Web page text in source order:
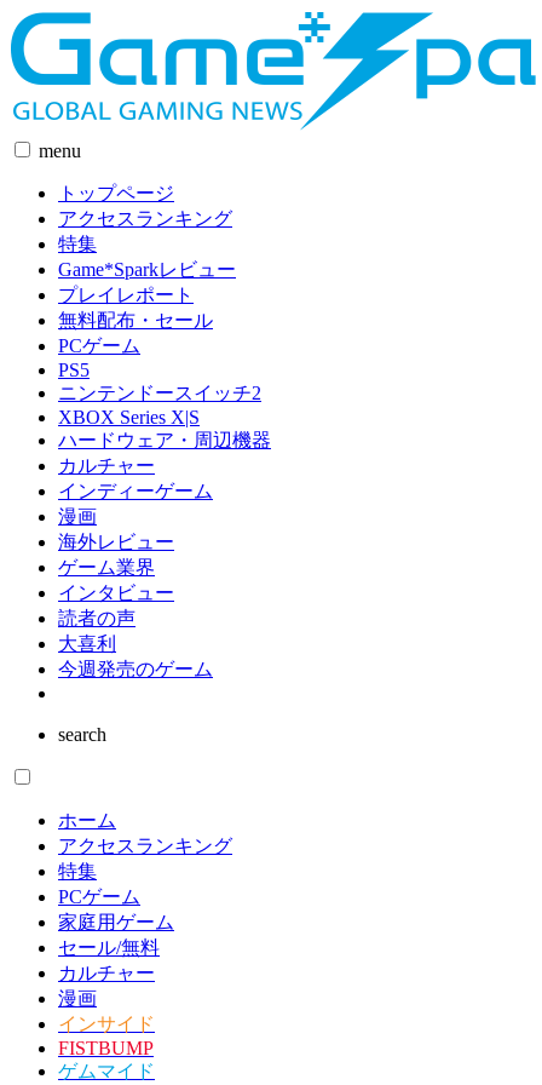
menu
トップページ
アクセスランキング
特集
Game*Sparkレビュー
プレイレポート
無料配布・セール
PCゲーム
PS5
ニンテンドースイッチ2
XBOX Series X|S
ハードウェア・周辺機器
カルチャー
インディーゲーム
漫画
海外レビュー
ゲーム業界
インタビュー
読者の声
大喜利
今週発売のゲーム
search
ホーム
アクセスランキング
特集
PCゲーム
家庭用ゲーム
セール/無料
カルチャー
漫画
インサイド
FISTBUMP
ゲムマイド